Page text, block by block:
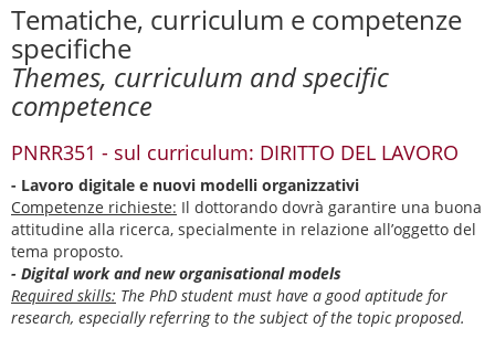
Tematiche, curriculum e competenze
specifiche
Themes, curriculum and specific
competence
PNRR351 - sul curriculum: DIRITTO DEL LAVORO
- Lavoro digitale e nuovi modelli organizzativi
Competenze richieste: Il dottorando dovrà garantire una buona
attitudine alla ricerca, specialmente in relazione all’oggetto del
tema proposto.
- Digital work and new organisational models
Required skills: The PhD student must have a good aptitude for
research, especially referring to the subject of the topic proposed.